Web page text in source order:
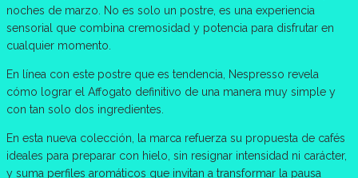
noches de marzo. No es solo un postre, es una experiencia
sensorial que combina cremosidad y potencia para disfrutar en
cualquier momento.
En línea con este postre que es tendencia, Nespresso revela
cómo lograr el Affogato definitivo de una manera muy simple y
con tan solo dos ingredientes.
En esta nueva colección, la marca refuerza su propuesta de cafés
ideales para preparar con hielo, sin resignar intensidad ni carácter,
y suma perfiles aromáticos que invitan a transformar la pausa